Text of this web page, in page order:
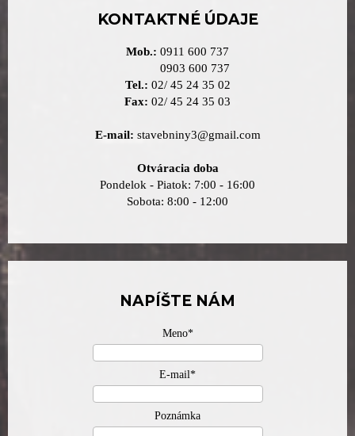
KONTAKTNÉ ÚDAJE
Mob.: 0911 600 737
0903 600 737
Tel.: 02/ 45 24 35 02
Fax: 02/ 45 24 35 03
E-mail: stavebniny3@gmail.com
Otváracia doba
Pondelok - Piatok: 7:00 - 16:00
Sobota: 8:00 - 12:00
NAPÍŠTE NÁM
Meno*
E-mail*
Poznámka